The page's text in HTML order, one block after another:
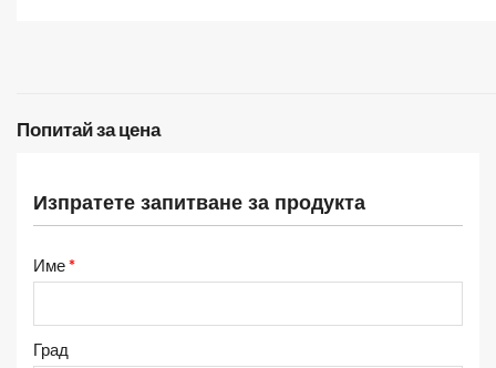
Попитай за цена
Изпратете запитване за продукта
Име*
Град